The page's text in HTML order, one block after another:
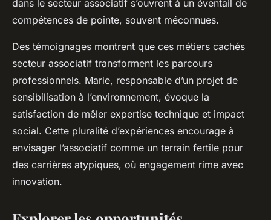
dans le secteur associatif s’ouvrent à un éventail de
compétences de pointe, souvent méconnues.
Des témoignages montrent que ces métiers cachés
secteur associatif transforment les parcours
professionnels. Marie, responsable d’un projet de
sensibilisation à l’environnement, évoque la
satisfaction de mêler expertise technique et impact
social. Cette pluralité d’expériences encourage à
envisager l’associatif comme un terrain fertile pour
des carrières atypiques, où engagement rime avec
innovation.